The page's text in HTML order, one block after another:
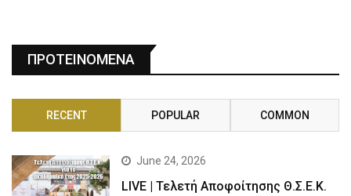
ΠΡΟΤΕΙΝΟΜΕΝΑ
RECENT POPULAR COMMON
June 24, 2026
LIVE | Τελετή Αποφοίτησης Θ.Σ.Ε.Κ.